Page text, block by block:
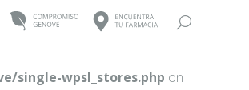
Buscar:
single-wpsl_stores.php on